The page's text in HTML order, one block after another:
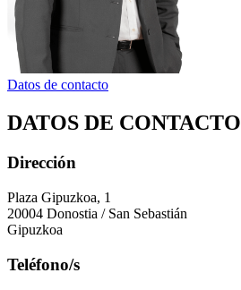
Datos de contacto
DATOS DE CONTACTO
Dirección
Plaza Gipuzkoa, 1
20004 Donostia / San Sebastián
Gipuzkoa
Teléfono/s